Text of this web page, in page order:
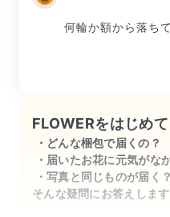
何輪か額から落ち
FLOWERをはじめ
どんな梱包で届くの？
届いたお花に元気がな
写真と同じものが届く？
そんな疑問にお答えします